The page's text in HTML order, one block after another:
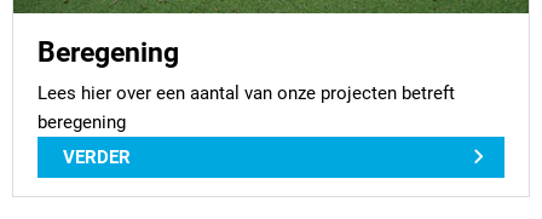
Beregening
Lees hier over een aantal van onze projecten betreft
beregening
VERDER